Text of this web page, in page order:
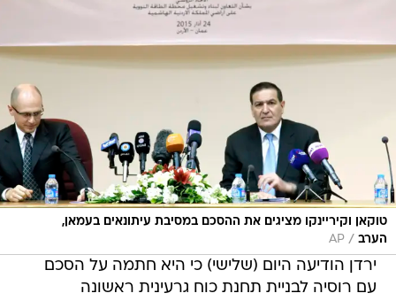
טוקאן וקיריינקו מציגים את ההסכם במסיבת עיתונאים בעמאן,
הערב /
AP
ירדן הודיעה היום (שלישי) כי היא חתמה על הסכם
עם רוסיה לבניית תחנת כוח גרעינית ראשונה